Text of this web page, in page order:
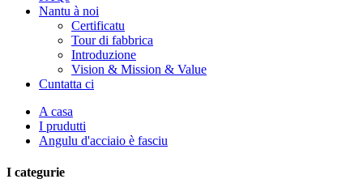
Nantu à noi
Certificatu
Tour di fabbrica
Introduzione
Vision & Mission & Value
Cuntatta ci
A casa
I prudutti
Angulu d'acciaio è fasciu
I categurie